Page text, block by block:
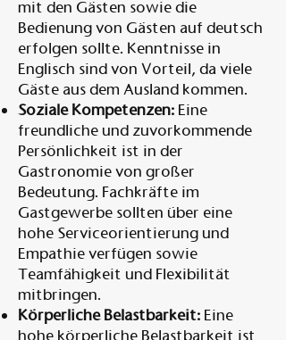
mit den Gästen sowie die
Bedienung von Gästen auf deutsch
erfolgen sollte. Kenntnisse in
Englisch sind von Vorteil, da viele
Gäste aus dem Ausland kommen.
Soziale Kompetenzen: Eine
freundliche und zuvorkommende
Persönlichkeit ist in der
Gastronomie von großer
Bedeutung. Fachkräfte im
Gastgewerbe sollten über eine
hohe Serviceorientierung und
Empathie verfügen sowie
Teamfähigkeit und Flexibilität
mitbringen.
Körperliche Belastbarkeit: Eine
hohe körperliche Belastbarkeit ist